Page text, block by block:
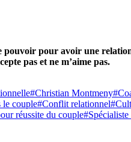
pour avoir une
pas et ne m’aime pas.
#Christian Montmeny
le couple#Conflit relationnel
réussite du couple